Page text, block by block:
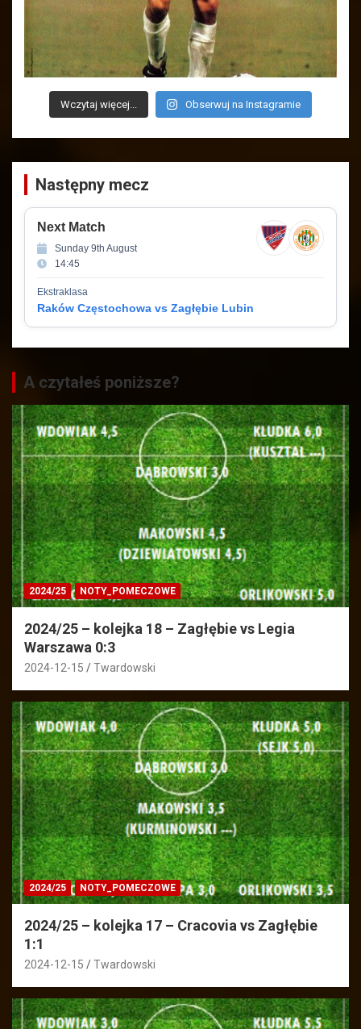
Wczytaj więcej... Obserwuj na Instagramie
Następny mecz
Next Match
Sunday 9th August
14:45
Ekstraklasa
Raków Częstochowa vs Zagłębie Lubin
A czytałeś poniższe?
2024/25 NOTY_POMECZOWE
2024/25 – kolejka 18 – Zagłębie vs Legia
Warszawa 0:3
2024-12-15 Twardowski
2024/25 NOTY_POMECZOWE
2024/25 – kolejka 17 – Cracovia vs Zagłębie
1:1
2024-12-15 Twardowski